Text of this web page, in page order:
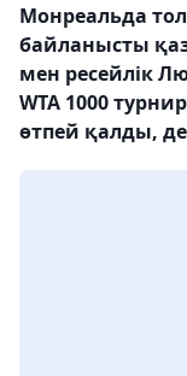
Монреальда
байланысты
мен ресейлік
WTA 1000
өтпей қалды,